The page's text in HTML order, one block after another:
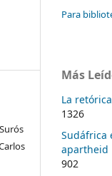
Para
Más
La
1326
Sudáfrica
apartheid
902